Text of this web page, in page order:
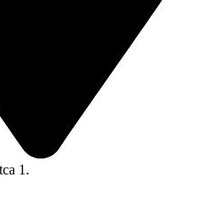
1.